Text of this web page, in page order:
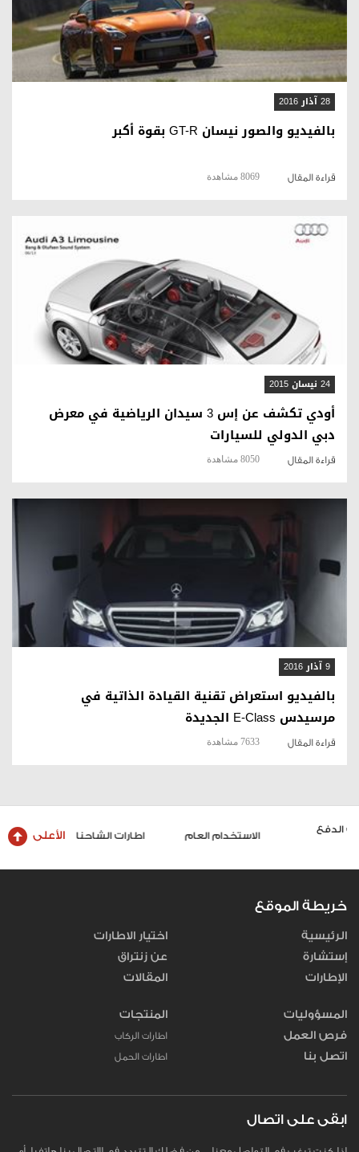
قراءة المقال
28 آذار 2016
بالفيديو والصور نيسان GT-R بقوة أكبر
قراءة المقال 8069 مشاهدة
قراءة المقال
24 نيسان 2015
أودي تكشف عن إس 3 سيدان الرياضية في معرض
دبي الدولي للسيارات
قراءة المقال 8050 مشاهدة
9 آذار 2016
بالفيديو استعراض تقنية القيادة الذاتية في
مرسيدس E-Class الجديدة
قراءة المقال 7633 مشاهدة
الاستخدام العام اطارات الشاحنات والحافلات الأعلى
خريطة الموقع
الرئيسية
إستشارة
الإطارات
اختيار الاطارات
عن زنتراق
المقالات
المسؤوليات
فرص العمل
اتصل بنا
المنتجات
اطارات الركاب
اطارات الحمل
ابقى على اتصال